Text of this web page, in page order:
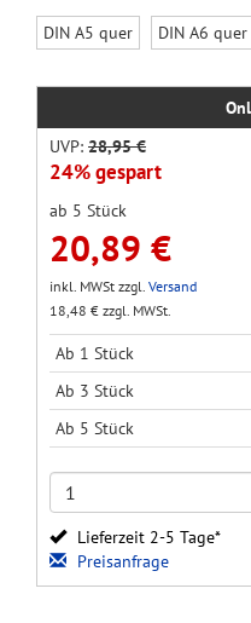
DIN A5 quer DIN A6 quer
UVP: 28,95 €
24% gespart
ab 5 Stück
20,89 €
inkl. MWSt zzgl. Versand
18,48 € zzgl. MWSt.
Ab 1 Stück
Ab 3 Stück
Ab 5 Stück
Lieferzeit 2-5 Tage*
Preisanfrage